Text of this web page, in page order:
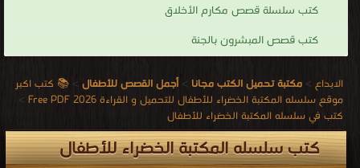
كتب سلسلة قصص مكارم الأخلاق
كتب قصص المبشرون بالجنة
الابداع > مكتبة تحميل الكتب مجانا >أجمل القصص للأطفال > 📚 كتب اكبر
موقع سلسله المكتبة الخضراء للأطفال للتحميل و القراءة 2026 Free PDF
>
كتب في سلسله المكتبة الخضراء للأطفال
كتب سلسله المكتبة الخضراء للأطفال